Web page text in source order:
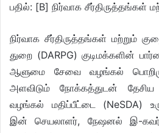
பதில்: [B] நிர்வாக சீர்திருத்தங்கள்
நிர்வாக சீர்திருத்தங்கள் மற்றும்
துறை (DARPG) குடிமக்களின்
ஆளுமை சேவை வழங்கல்
அளவிடும் நோக்கத்துடன்
வழங்கல் மதிப்பீட்டை (NeSDA)
இன் செயலாளர், நேஷனல் இ-